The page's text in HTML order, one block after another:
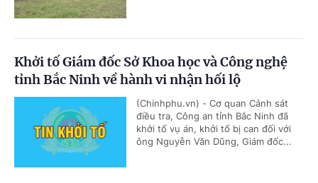
Khởi tố Giám đốc Sở Khoa học và Công nghệ
tỉnh Bắc Ninh về hành vi nhận hối lộ
(Chinhphu.vn) - Cơ quan Cảnh sát
điều tra, Công an tỉnh Bắc Ninh đã
khởi tố vụ án, khởi tố bị can đối với
ông Nguyễn Văn Dũng, Giám đốc...